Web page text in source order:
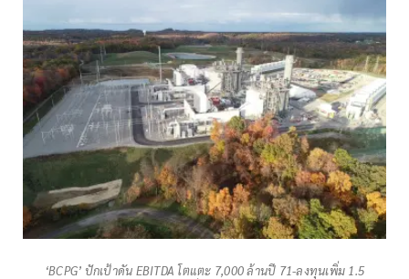
‘BCPG’ ปักเป้าดัน EBITDA โตแตะ 7,000 ล้านปี 71-ลงทุนเพิ่ม 1.5